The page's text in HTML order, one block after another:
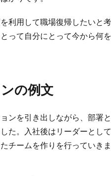
利用して職場復帰したいと
って自分にとって今から何
の例文
ンを引き出しながら、部署
た。入社後はリーダーとし
チームを作りを行っていきま